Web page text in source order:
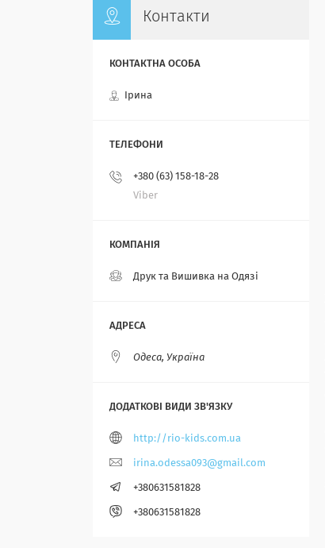
Контакти
Ірина
+380 (63) 158-18-28
Viber
Друк та Вишивка на Одязі
Одеса, Україна
http://rio-kids.com.ua
irina.odessa093@gmail.com
+380631581828
+380631581828